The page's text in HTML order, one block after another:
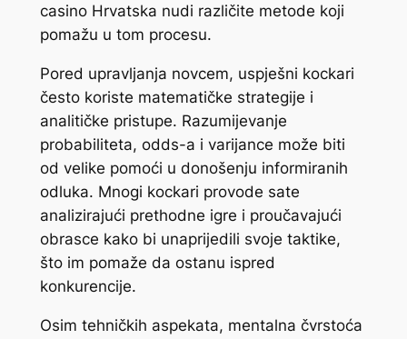
casino Hrvatska nudi različite metode koji
pomažu u tom procesu.
Pored upravljanja novcem, uspješni kockari
često koriste matematičke strategije i
analitičke pristupe. Razumijevanje
probabiliteta, odds-a i varijance može biti
od velike pomoći u donošenju informiranih
odluka. Mnogi kockari provode sate
analizirajući prethodne igre i proučavajući
obrasce kako bi unaprijedili svoje taktike,
što im pomaže da ostanu ispred
konkurencije.
Osim tehničkih aspekata, mentalna čvrstoća